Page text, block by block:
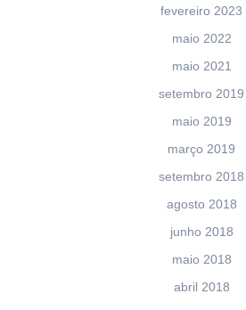
fevereiro 2023
maio 2022
maio 2021
setembro 2019
maio 2019
março 2019
setembro 2018
agosto 2018
junho 2018
maio 2018
abril 2018